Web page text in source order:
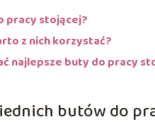
pracy stojącej?
z nich korzystać?
najlepsze buty do pracy
butów do